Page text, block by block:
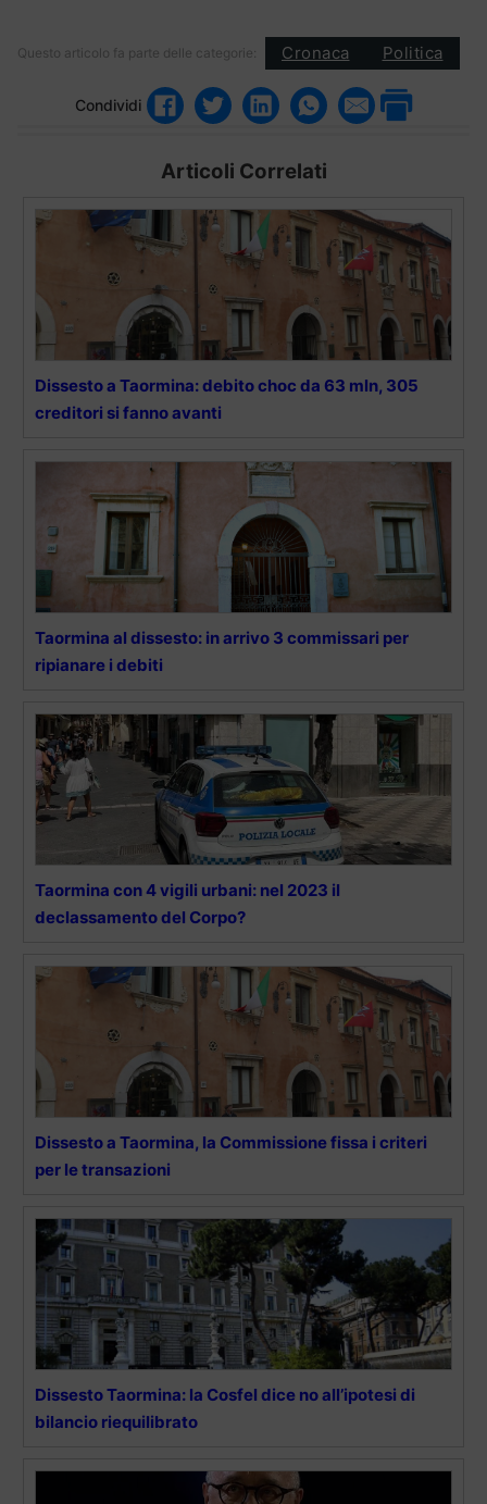
Questo articolo fa parte delle categorie: Cronaca Politica
Condividi
Articoli Correlati
Dissesto a Taormina: debito choc da 63 mln, 305
creditori si fanno avanti
Taormina al dissesto: in arrivo 3 commissari per
ripianare i debiti
Taormina con 4 vigili urbani: nel 2023 il
declassamento del Corpo?
Dissesto a Taormina, la Commissione fissa i criteri
per le transazioni
Dissesto Taormina: la Cosfel dice no all’ipotesi di
bilancio riequilibrato